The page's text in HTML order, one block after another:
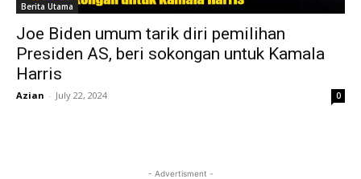
Berita Utama
Joe Biden umum tarik diri pemilihan
Presiden AS, beri sokongan untuk Kamala
Harris
Azian - July 22, 2024 0
- Advertisment -